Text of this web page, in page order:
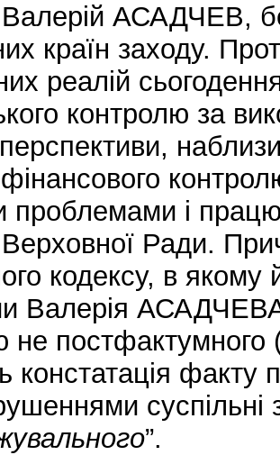
Валерій АСАДЧЕВ,
країн заходу.
реалій
контролю за
проблемами і
Верховної Ради.
кодексу, в якому
Валерія
не
констатація
”.